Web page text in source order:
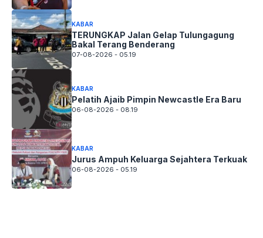
KABAR
TERUNGKAP Jalan Gelap Tulungagung
Bakal Terang Benderang
07-08-2026 - 05.19
KABAR
Pelatih Ajaib Pimpin Newcastle Era Baru
06-08-2026 - 08.19
KABAR
Jurus Ampuh Keluarga Sejahtera Terkuak
06-08-2026 - 05.19